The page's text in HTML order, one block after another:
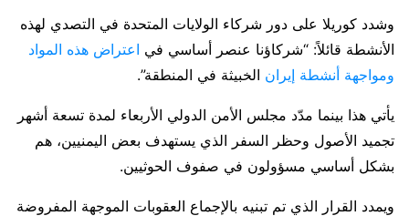
وشدد كوريلا على دور شركاء الولايات المتحدة في التصدي لهذه
الأنشطة قائلاً: “شركاؤنا عنصر أساسي في اعتراض هذه المواد
ومواجهة أنشطة إيران الخبيثة في المنطقة”.
يأتي هذا بينما مدّد مجلس الأمن الدولي الأربعاء لمدة تسعة أشهر
تجميد الأصول وحظر السفر الذي يستهدف بعض اليمنيين، هم
بشكل أساسي مسؤولون في صفوف الحوثيين.
ويمدد القرار الذي تم تبنيه بالإجماع العقوبات الموجهة المفروضة